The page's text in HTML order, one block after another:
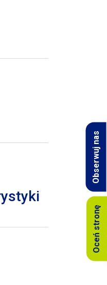
Oceń stronę
Obserwuj nas